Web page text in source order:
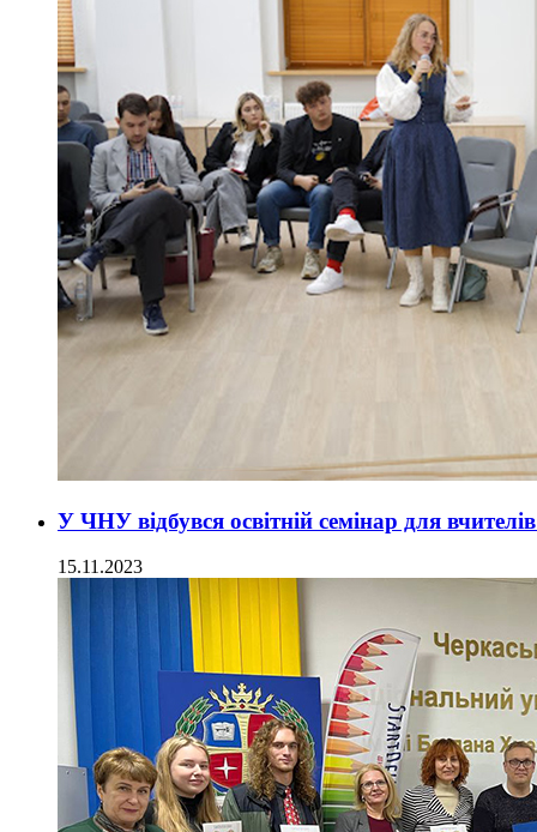
У ЧНУ відбувся освітній семінар для
15.11.2023